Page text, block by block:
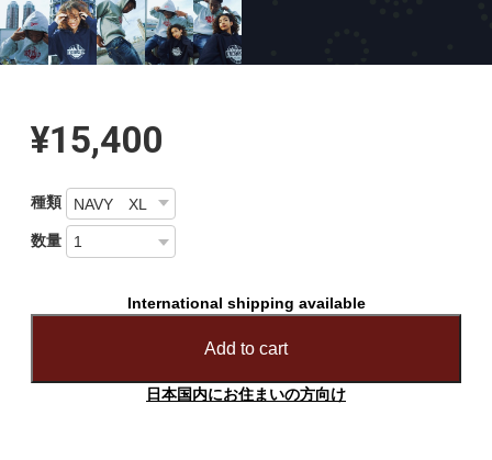
¥15,400
種類
数量
International shipping available
Add to cart
日本国内にお住まいの方向け